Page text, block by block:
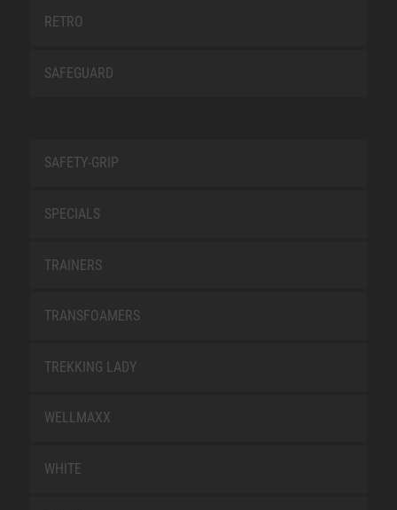
RETRO
SAFEGUARD
SAFETY-GRIP
SPECIALS
TRAINERS
TRANSFOAMERS
TREKKING LADY
WELLMAXX
WHITE